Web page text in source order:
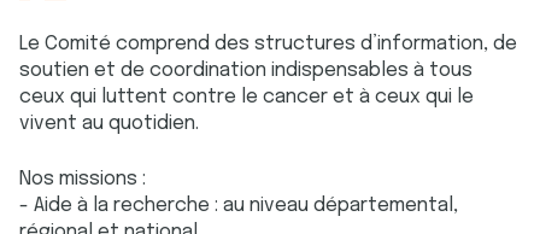
Le Comité comprend des structures d’information, de
soutien et de coordination indispensables à tous
ceux qui luttent contre le cancer et à ceux qui le
vivent au quotidien.
Nos missions :
- Aide à la recherche : au niveau départemental,